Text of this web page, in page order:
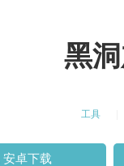
黑
工具
安卓下载